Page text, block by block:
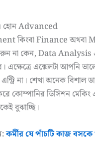
Advanced
কিংবা Finance অথবা
না কেন, Data
এক্ষেত্রে এক্সেলটা আপনি
না। শেখা অনেক বিশাল
করে কোম্পানির ডিসিশন
বুঝাচ্ছি।
কর্মীর যে পাঁচটি কাজ